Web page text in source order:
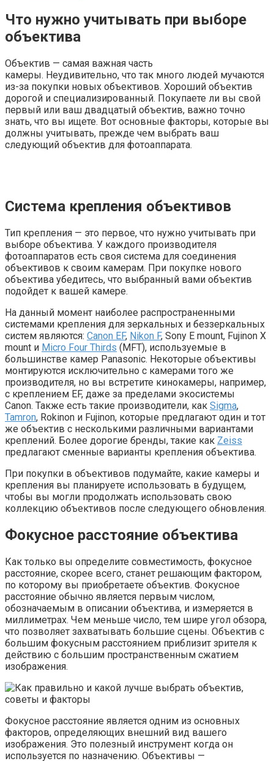
Что нужно учитывать при выборе
объектива
Объектив — самая важная часть
камеры. Неудивительно, что так много людей мучаются
из-за покупки новых объективов. Хороший объектив
дорогой и специализированный. Покупаете ли вы свой
первый или ваш двадцатый объектив, важно точно
знать, что вы ищете. Вот основные факторы, которые вы
должны учитывать, прежде чем выбрать ваш
следующий объектив для фотоаппарата.
Система крепления объективов
Тип крепления — это первое, что нужно учитывать при
выборе объектива. У каждого производителя
фотоаппаратов есть своя система для соединения
объективов к своим камерам. При покупке нового
объектива убедитесь, что выбранный вами объектив
подойдет к вашей камере.
На данный момент наиболее распространенными
системами крепления для зеркальных и беззеркальных
систем являются: Canon EF, Nikon F, Sony E mount, Fujinon X
mount и Micro Four Thirds (MFT), используемые в
большинстве камер Panasonic. Некоторые объективы
монтируются исключительно с камерами того же
производителя, но вы встретите кинокамеры, например,
с креплением EF, даже за пределами экосистемы
Canon. Также есть такие производители, как Sigma,
Tamron, Rokinon и Fujinon, которые предлагают один и тот
же объектив с несколькими различными вариантами
креплений. Более дорогие бренды, такие как Zeiss
предлагают сменные варианты крепления объектива.
При покупки в объективов подумайте, какие камеры и
крепления вы планируете использовать в будущем,
чтобы вы могли продолжать использовать свою
коллекцию объективов после следующего обновления.
Фокусное расстояние объектива
Как только вы определите совместимость, фокусное
расстояние, скорее всего, станет решающим фактором,
по которому вы приобретаете объектив. Фокусное
расстояние обычно является первым числом,
обозначаемым в описании объектива, и измеряется в
миллиметрах. Чем меньше число, тем шире угол обзора,
что позволяет захватывать большие сцены. Объектив с
большим фокусным расстоянием приблизит зрителя к
действию с большим пространственным сжатием
изображения.
Фокусное расстояние является одним из основных
факторов, определяющих внешний вид вашего
изображения. Это полезный инструмент когда он
используется по назначению. Объективы —